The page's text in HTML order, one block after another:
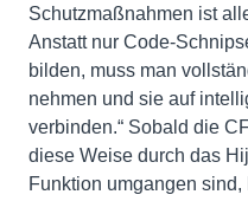
Schutzmaßnahmen ist
Anstatt nur Code-
bilden, muss man
nehmen und sie auf
verbinden.“ Sobald die
diese Weise durch das
Funktion umgangen